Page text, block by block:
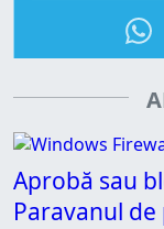
Aprobă sau
Paravanul